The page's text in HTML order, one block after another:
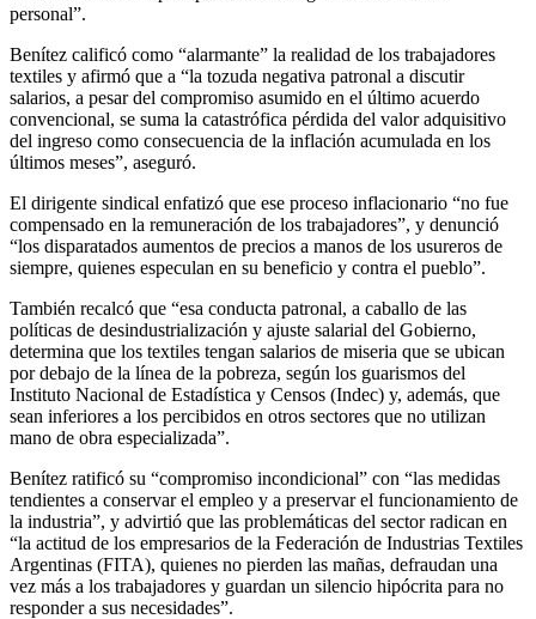
personal”.
Benítez calificó como “alarmante” la realidad de los trabajadores
textiles y afirmó que a “la tozuda negativa patronal a discutir
salarios, a pesar del compromiso asumido en el último acuerdo
convencional, se suma la catastrófica pérdida del valor adquisitivo
del ingreso como consecuencia de la inflación acumulada en los
últimos meses”, aseguró.
El dirigente sindical enfatizó que ese proceso inflacionario “no fue
compensado en la remuneración de los trabajadores”, y denunció
“los disparatados aumentos de precios a manos de los usureros de
siempre, quienes especulan en su beneficio y contra el pueblo”.
También recalcó que “esa conducta patronal, a caballo de las
políticas de desindustrialización y ajuste salarial del Gobierno,
determina que los textiles tengan salarios de miseria que se ubican
por debajo de la línea de la pobreza, según los guarismos del
Instituto Nacional de Estadística y Censos (Indec) y, además, que
sean inferiores a los percibidos en otros sectores que no utilizan
mano de obra especializada”.
Benítez ratificó su “compromiso incondicional” con “las medidas
tendientes a conservar el empleo y a preservar el funcionamiento de
la industria”, y advirtió que las problemáticas del sector radican en
“la actitud de los empresarios de la Federación de Industrias Textiles
Argentinas (FITA), quienes no pierden las mañas, defraudan una
vez más a los trabajadores y guardan un silencio hipócrita para no
responder a sus necesidades”.